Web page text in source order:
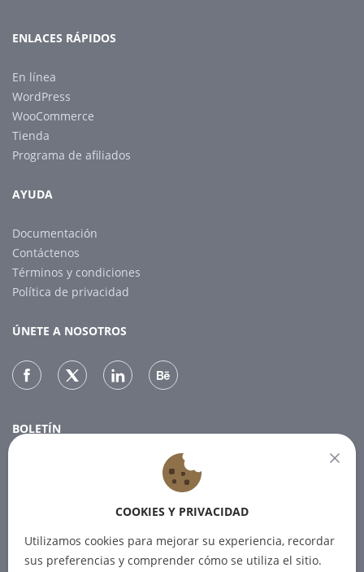
ENLACES RÁPIDOS
En línea
WordPress
WooCommerce
Tienda
Programa de afiliados
AYUDA
Documentación
Contáctenos
Términos y condiciones
Política de privacidad
ÚNETE A NOSOTROS
BOLETÍN
Suscríbase a nuestro boletín para recibir las últimas noticias.
SUSCRIBIR
COOKIES Y PRIVACIDAD
Utilizamos cookies para mejorar su experiencia, recordar
sus preferencias y comprender cómo se utiliza el sitio.